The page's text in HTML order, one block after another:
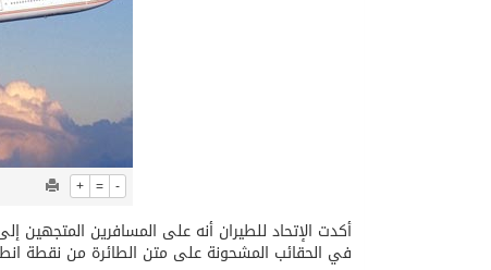
+ = -
أكدت الإتحاد للطيران أنه على المسافرين المتجهين
في الحقائب المشحونة على متن الطائرة من نقطة